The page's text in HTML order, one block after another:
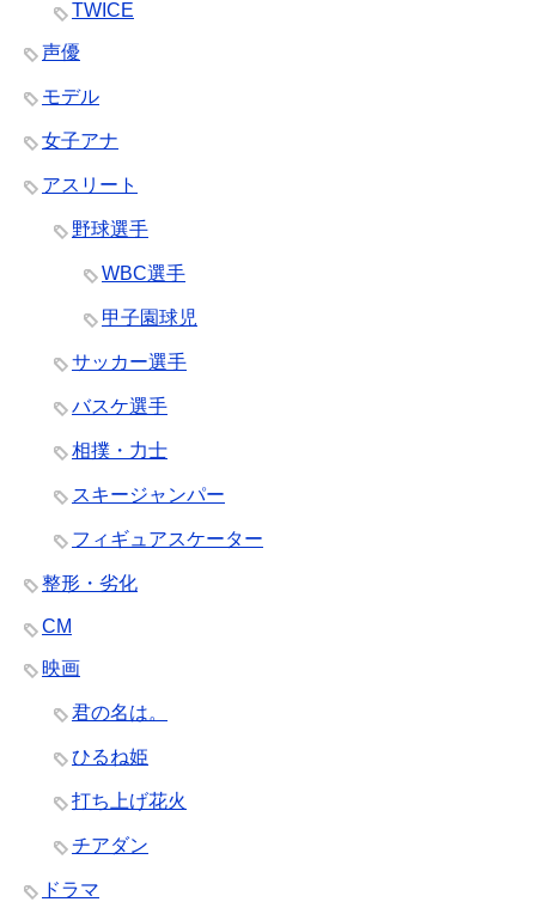
TWICE
声優
モデル
女子アナ
アスリート
野球選手
WBC選手
甲子園球児
サッカー選手
バスケ選手
相撲・力士
スキージャンパー
フィギュアスケーター
整形・劣化
CM
映画
君の名は。
ひるね姫
打ち上げ花火
チアダン
ドラマ